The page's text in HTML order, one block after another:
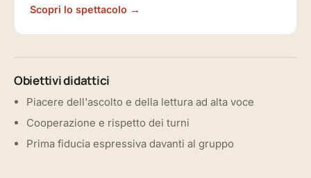
Scopri lo spettacolo
Obiettivi didattici
Piacere dell'ascolto e della lettura ad alta voce
Cooperazione e rispetto dei turni
Prima fiducia espressiva davanti al gruppo